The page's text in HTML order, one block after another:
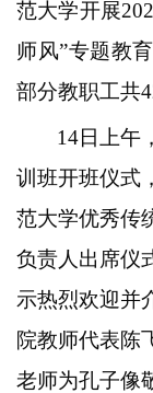
范大学开展
师风”专题教
部分教职工共
14日上午
训班开班仪式
范大学优秀传
负责人出席仪
示热烈欢迎并
院教师代表陈
老师为孔子像